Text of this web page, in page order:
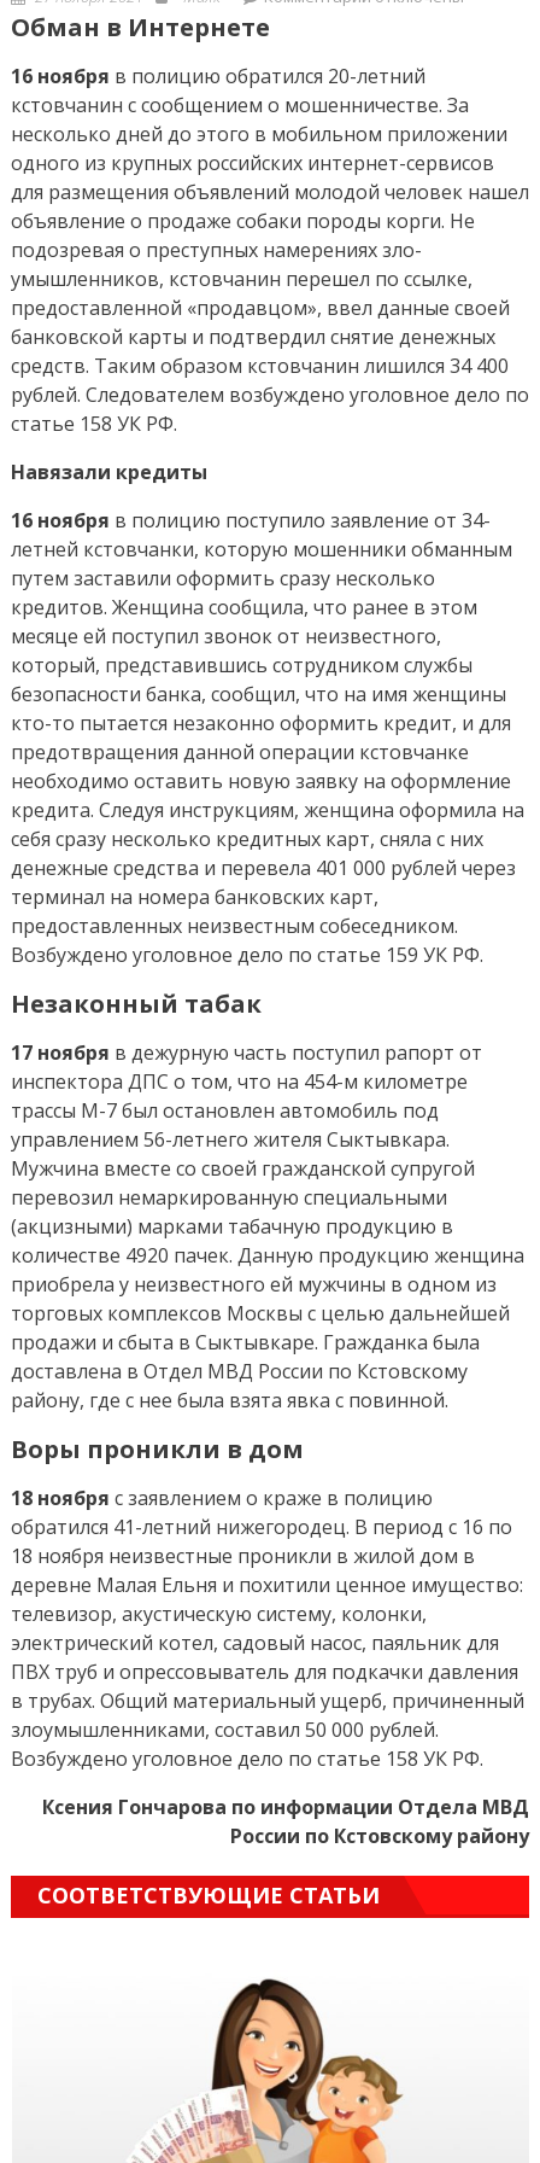
on
Обман в Интернете
16 ноября в полицию обратился 20-летний
кстовчанин с сообщением о мошенничестве. За
несколько дней до этого в мобильном приложении
одного из крупных российских интернет-сервисов
для размещения объявлений молодой человек нашел
объявление о продаже собаки породы корги. Не
подозревая о преступных намерениях зло-
умышленников, кстовчанин перешел по ссылке,
предоставленной «продавцом», ввел данные своей
банковской карты и подтвердил снятие денежных
средств. Таким образом кстовчанин лишился 34 400
рублей. Следователем возбуждено уголовное дело по
статье 158 УК РФ.
Навязали кредиты
16 ноября в полицию поступило заявление от 34-
летней кстовчанки, которую мошенники обманным
путем заставили оформить сразу несколько
кредитов. Женщина сообщила, что ранее в этом
месяце ей поступил звонок от неизвестного,
который, представившись сотрудником службы
безопасности банка, сообщил, что на имя женщины
кто-то пытается незаконно оформить кредит, и для
предотвращения данной операции кстовчанке
необходимо оставить новую заявку на оформление
кредита. Следуя инструкциям, женщина оформила на
себя сразу несколько кредитных карт, сняла с них
денежные средства и перевела 401 000 рублей через
терминал на номера банковских карт,
предоставленных неизвестным собеседником.
Возбуждено уголовное дело по статье 159 УК РФ.
Незаконный табак
17 ноября в дежурную часть поступил рапорт от
инспектора ДПС о том, что на 454-м километре
трассы М-7 был остановлен автомобиль под
управлением 56-летнего жителя Сыктывкара.
Мужчина вместе со своей гражданской супругой
перевозил немаркированную специальными
(акцизными) марками табачную продукцию в
количестве 4920 пачек. Данную продукцию женщина
приобрела у неизвестного ей мужчины в одном из
торговых комплексов Москвы с целью дальнейшей
продажи и сбыта в Сыктывкаре. Гражданка была
доставлена в Отдел МВД России по Кстовскому
району, где с нее была взята явка с повинной.
Воры проникли в дом
18 ноября с заявлением о краже в полицию
обратился 41-летний нижегородец. В период с 16 по
18 ноября неизвестные проникли в жилой дом в
деревне Малая Ельня и похитили ценное имущество:
телевизор, акустическую систему, колонки,
электрический котел, садовый насос, паяльник для
ПВХ труб и опрессовыватель для подкачки давления
в трубах. Общий материальный ущерб, причиненный
злоумышленниками, составил 50 000 рублей.
Возбуждено уголовное дело по статье 158 УК РФ.
Ксения Гончарова по информации Отдела МВД
России по Кстовскому району
СООТВЕТСТВУЮЩИЕ СТАТЬИ